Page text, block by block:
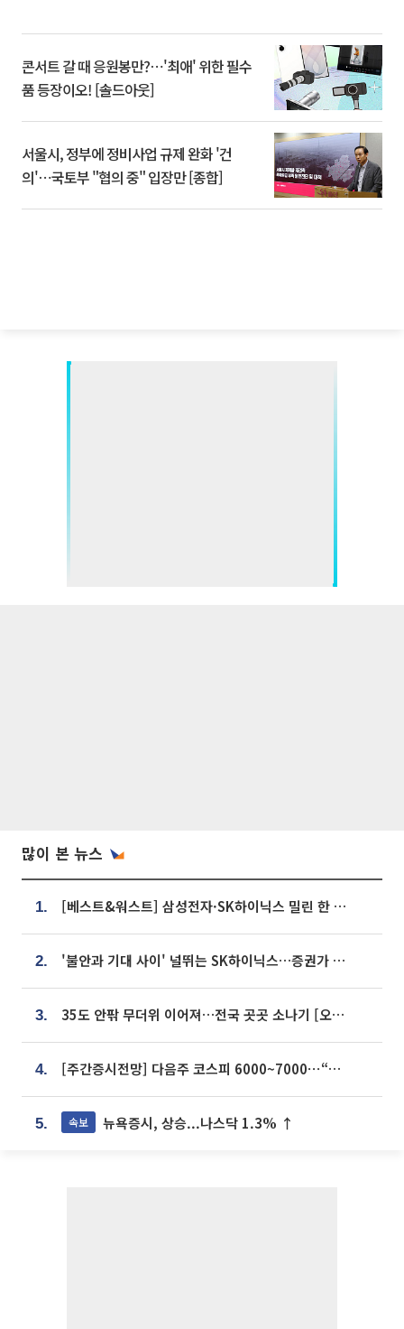
콘서트 갈 때 응원봉만?⋯'최애' 위한 필수
품 등장이오! [솔드아웃]
서울시, 정부에 정비사업 규제 완화 '건
의'⋯국토부 "협의 중" 입장만 [종합]
많이 본 뉴스
1. [베스트&워스트] 삼성전자·SK하이닉스 밀린 한 주…상상인증권은 85% 급등
2. '불안과 기대 사이' 널뛰는 SK하이닉스…증권가 "HBM4·LTA 기반 펀터멘털 견고"
3. 35도 안팎 무더위 이어져…전국 곳곳 소나기 [오늘 날씨]
4. [주간증시전망] 다음주 코스피 6000~7000⋯“外人 수급은 정책이 변수”
5. 속보 뉴욕증시, 상승...나스닥 1.3% ↑